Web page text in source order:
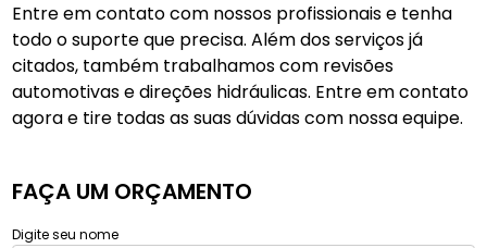
Entre em contato com nossos profissionais e tenha
todo o suporte que precisa. Além dos serviços já
citados, também trabalhamos com revisões
automotivas e direções hidráulicas. Entre em contato
agora e tire todas as suas dúvidas com nossa equipe.
FAÇA UM ORÇAMENTO
Digite seu nome